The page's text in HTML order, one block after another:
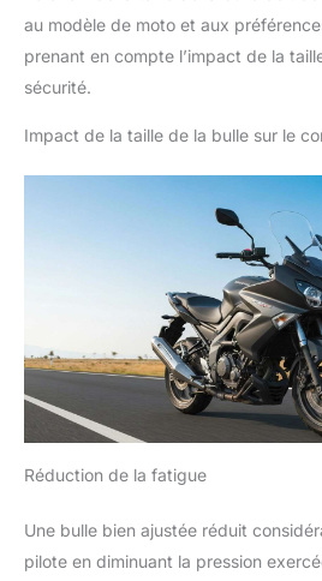
au modèle de moto et aux
prenant en compte l’impact de la
sécurité.
Impact de la taille de la bulle sur le
Réduction de la fatigue
Une bulle bien ajustée réduit
pilote en diminuant la pression